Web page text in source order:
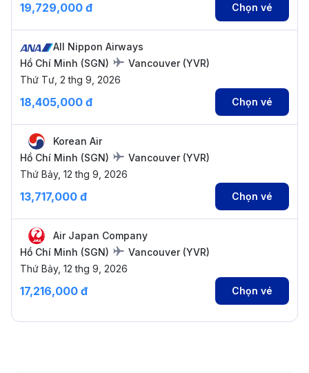
19,729,000 đ Chọn vé
All Nippon Airways
Hồ Chí Minh (SGN) Vancouver(YVR)
Thứ Tư, 2 thg 9, 2026
18,405,000 đ Chọn vé
Korean Air
Hồ Chí Minh (SGN) Vancouver(YVR)
Thứ Bảy, 12 thg 9, 2026
13,717,000 đ Chọn vé
Air Japan Company
Hồ Chí Minh (SGN) Vancouver(YVR)
Thứ Bảy, 12 thg 9, 2026
17,216,000 đ Chọn vé